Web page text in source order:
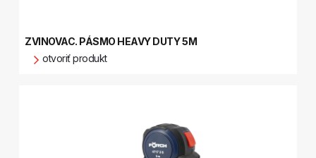
ZVINOVAC. PÁSMO HEAVY DUTY 5M
otvoriť produkt